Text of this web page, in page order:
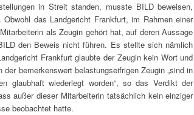
in Streit standen, musste BILD beweisen,
das Landgericht Frankfurt, im Rahmen einer
als Zeugin gehört hat, auf deren Aussage
den Beweis nicht führen. Es stellte sich nämlich
Frankfurt glaubte der Zeugin kein Wort und
bemerkenswert belastungseifrigen Zeugin „sind in
glaubhaft wiederlegt worden“, so das Verdikt der
außer dieser Mitarbeiterin tatsächlich kein einziger
beobachtet hatte.